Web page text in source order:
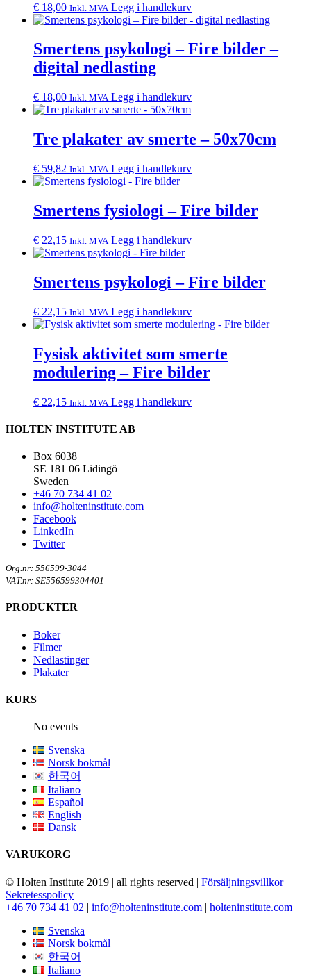
€ 18,00 Inkl. MVA Legg i handlekurv
Smertens psykologi – Fire bilder –
digital nedlasting
€ 18,00 Inkl. MVA Legg i handlekurv
Tre plakater av smerte – 50x70cm
€ 59,82 Inkl. MVA Legg i handlekurv
Smertens fysiologi – Fire bilder
€ 22,15 Inkl. MVA Legg i handlekurv
Smertens psykologi – Fire bilder
€ 22,15 Inkl. MVA Legg i handlekurv
Fysisk aktivitet som smerte
modulering – Fire bilder
€ 22,15 Inkl. MVA Legg i handlekurv
HOLTEN INSTITUTE AB
Box 6038
SE 181 06 Lidingö
Sweden
+46 70 734 41 02
info@holteninstitute.com
Facebook
LinkedIn
Twitter
Org.nr: 556599-3044
VAT.nr: SE556599304401
PRODUKTER
Boker
Filmer
Nedlastinger
Plakater
KURS
No events
Svenska
Norsk bokmål
한국어
Italiano
Español
English
Dansk
VARUKORG
© Holten Institute 2019 | all rights reserved | Försäljningsvillkor|
Sekretesspolicy
+46 70 734 41 02 | info@holteninstitute.com | holteninstitute.com
Svenska
Norsk bokmål
한국어
Italiano